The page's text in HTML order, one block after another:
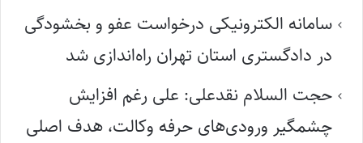
سامانه الکترونیکی درخواست عفو و بخشودگی
در دادگستری استان تهران راه‌اندازی شد
حجت السلام نقدعلی: علی رغم افزایش
چشمگیر ورودی‌های حرفه وکالت، هدف اصلی